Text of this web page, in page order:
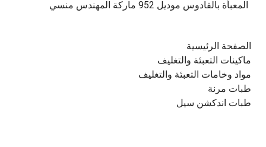
الصفحة الرئيسية
ماكينات التعبئة والتغليف
مواد وخامات التعبئة والتغليف
طبات مرنة
طبات اندكشن سيل